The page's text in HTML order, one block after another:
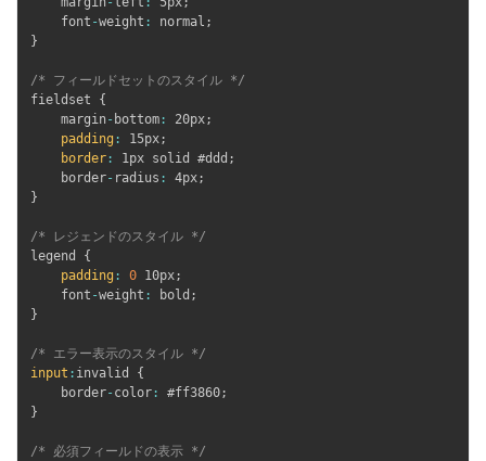
    font
-weight : normal ;
}
/* フィールドセットのスタイル */
fieldset {
    margin
- bottom : 20px;
padding : 15px;
border : 1px solid #ddd ;
    border
- radius : 4px;
}
/* レジェンドのスタイル */
legend {
padding : 0 10px;
    font
-weight : bold ;
}
/* エラー表示のスタイル */
input : invalid {
    border
- color : #ff3860;
}
/* 必須フィールドの表示 */